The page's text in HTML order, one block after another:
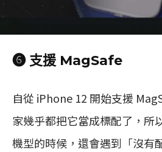
❻ 支援 MagSafe
自從 iPhone 12 開始支援
家幾乎都把它當成標配了，所
機型的時候，還會遇到「沒有